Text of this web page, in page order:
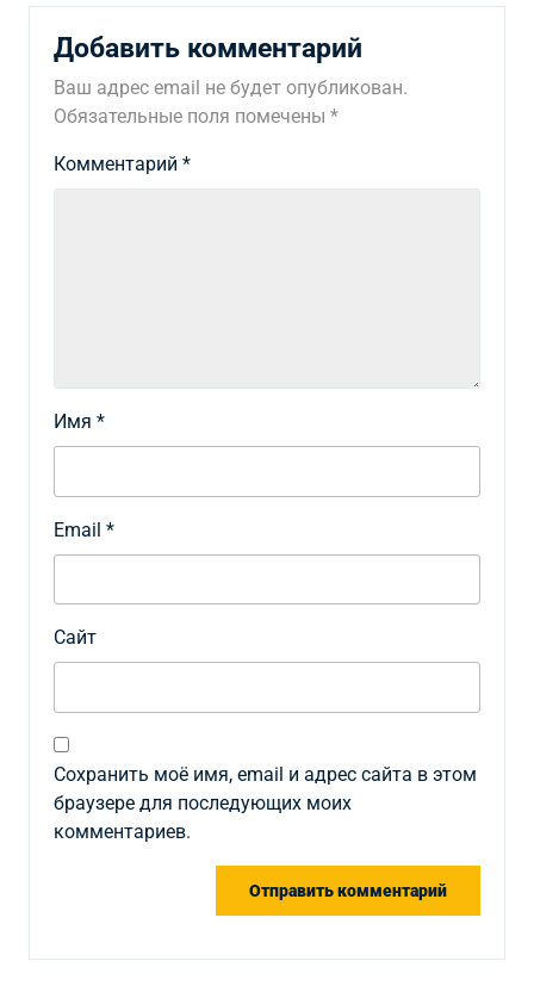
Добавить комментарий
Ваш адрес email не будет опубликован.
Обязательные поля помечены *
Комментарий *
Имя *
Email *
Сайт
Сохранить моё имя, email и адрес сайта в этом
браузере для последующих моих
комментариев.